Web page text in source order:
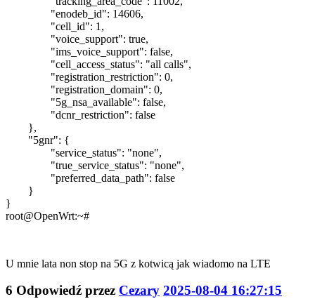
"enodeb_id": 14606,
"cell_id": 1,
"voice_support": true,
"ims_voice_support": false,
"cell_access_status": "all calls",
"registration_restriction": 0,
"registration_domain": 0,
"5g_nsa_available": false,
"dcnr_restriction": false
},
"5gnr": {
"service_status": "none",
"true_service_status": "none",
"preferred_data_path": false
}
}
root@OpenWrt:~#
U mnie lata non stop na 5G z kotwicą jak wiadomo na LTE
6 Odpowiedź przez Cezary 2025-08-04 16:27:15